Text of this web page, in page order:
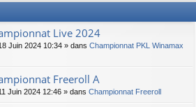
Live 2024
Juin 2024 10:34 » dans Championnat PKL Winamax
Freeroll A
Juin 2024 12:46 » dans Championnat Freeroll